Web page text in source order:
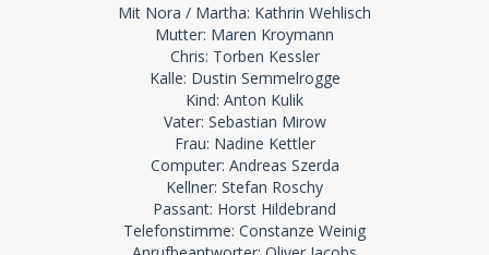
Mit Nora / Martha: Kathrin Wehlisch
Mutter: Maren Kroymann
Chris: Torben Kessler
Kalle: Dustin Semmelrogge
Kind: Anton Kulik
Vater: Sebastian Mirow
Frau: Nadine Kettler
Computer: Andreas Szerda
Kellner: Stefan Roschy
Passant: Horst Hildebrand
Telefonstimme: Constanze Weinig